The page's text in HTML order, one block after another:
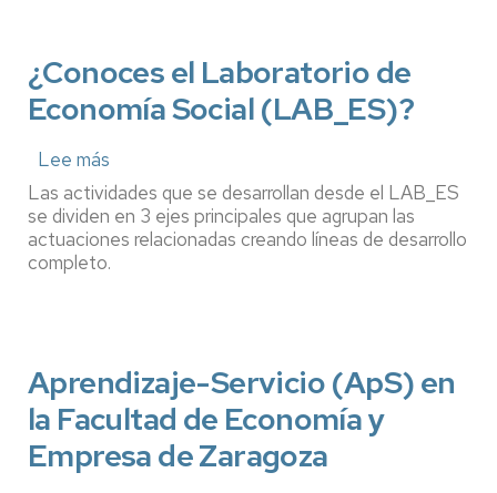
la
innovación
docente
¿Conoces el Laboratorio de
Economía Social (LAB_ES)?
Lee más
¿Conoces
el
Laboratorio
de
Economía
Las actividades que se desarrollan desde el LAB_ES
se dividen en 3 ejes principales que agrupan las
actuaciones relacionadas creando líneas de desarrollo
completo.
Aprendizaje-Servicio (ApS) en
la Facultad de Economía y
Empresa de Zaragoza